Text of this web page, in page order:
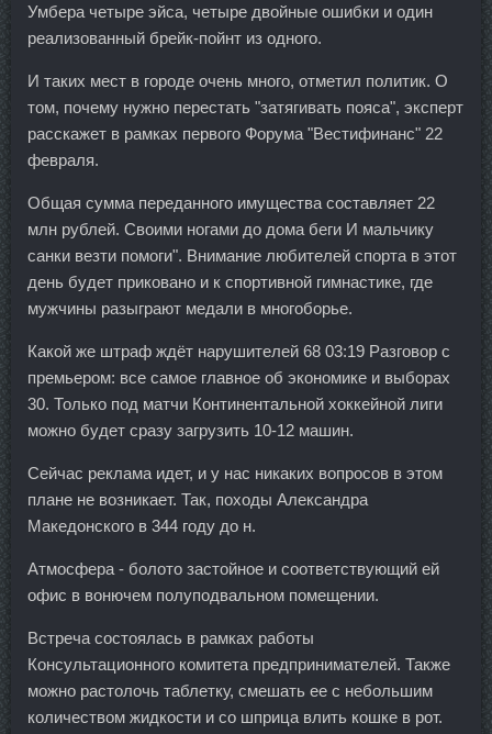
Умбера четыре эйса, четыре двойные ошибки и один
реализованный брейк-пойнт из одного.
И таких мест в городе очень много, отметил политик. О
том, почему нужно перестать "затягивать пояса", эксперт
расскажет в рамках первого Форума "Вестифинанс" 22
февраля.
Общая сумма переданного имущества составляет 22
млн рублей. Своими ногами до дома беги И мальчику
санки везти помоги". Внимание любителей спорта в этот
день будет приковано и к спортивной гимнастике, где
мужчины разыграют медали в многоборье.
Какой же штраф ждёт нарушителей 68 03:19 Разговор с
премьером: все самое главное об экономике и выборах
30. Только под матчи Континентальной хоккейной лиги
можно будет сразу загрузить 10-12 машин.
Сейчас реклама идет, и у нас никаких вопросов в этом
плане не возникает. Так, походы Александра
Македонского в 344 году до н.
Атмосфера - болото застойное и соответствующий ей
офис в вонючем полуподвальном помещении.
Встреча состоялась в рамках работы
Консультационного комитета предпринимателей. Также
можно растолочь таблетку, смешать ее с небольшим
количеством жидкости и со шприца влить кошке в рот.